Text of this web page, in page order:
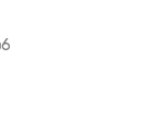
6